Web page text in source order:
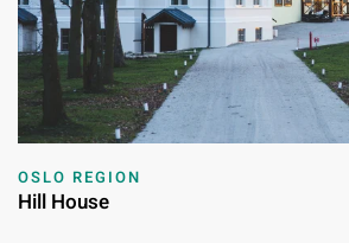
OSLO REGION
Hill House